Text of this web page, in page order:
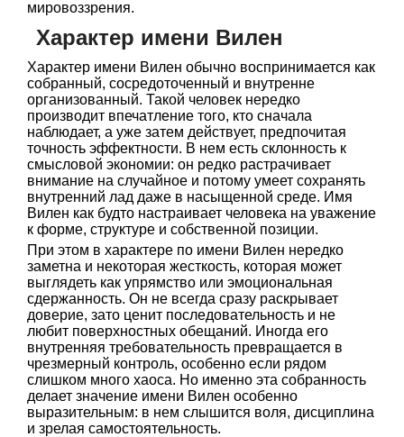
мировоззрения.
Характер имени Вилен
Характер имени Вилен обычно воспринимается как
собранный, сосредоточенный и внутренне
организованный. Такой человек нередко
производит впечатление того, кто сначала
наблюдает, а уже затем действует, предпочитая
точность эффектности. В нем есть склонность к
смысловой экономии: он редко растрачивает
внимание на случайное и потому умеет сохранять
внутренний лад даже в насыщенной среде. Имя
Вилен как будто настраивает человека на уважение
к форме, структуре и собственной позиции.
При этом в характере по имени Вилен нередко
заметна и некоторая жесткость, которая может
выглядеть как упрямство или эмоциональная
сдержанность. Он не всегда сразу раскрывает
доверие, зато ценит последовательность и не
любит поверхностных обещаний. Иногда его
внутренняя требовательность превращается в
чрезмерный контроль, особенно если рядом
слишком много хаоса. Но именно эта собранность
делает значение имени Вилен особенно
выразительным: в нем слышится воля, дисциплина
и зрелая самостоятельность.